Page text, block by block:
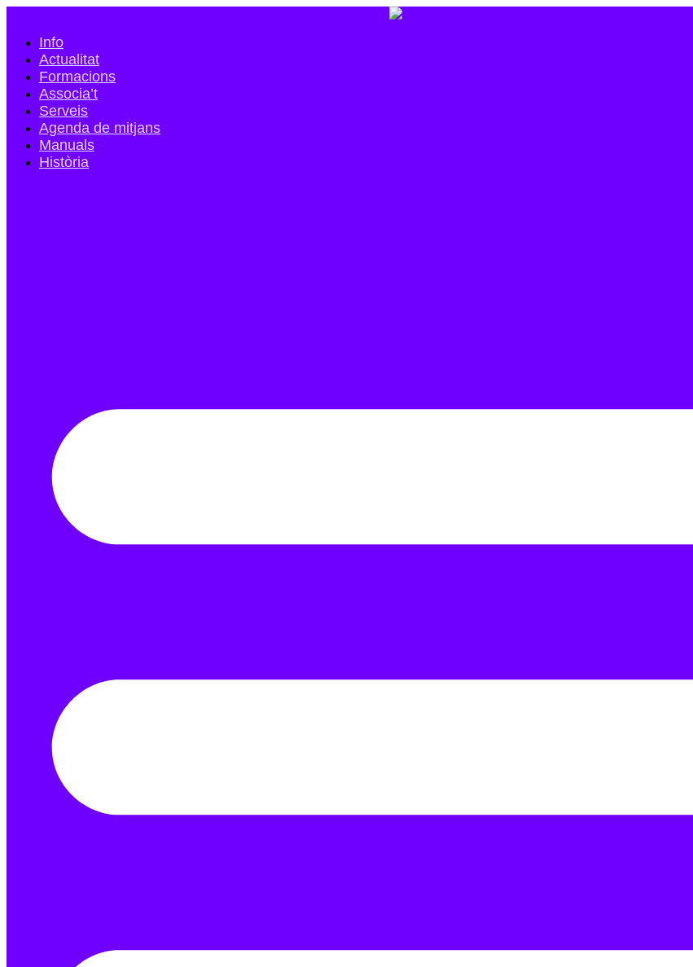
Info
Actualitat
Formacions
Associa’t
Serveis
Agenda de mitjans
Manuals
Història